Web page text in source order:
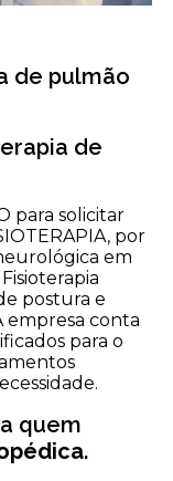
de pulmão
de
para solicitar
por
em
postura e
empresa conta
para o
quem
.